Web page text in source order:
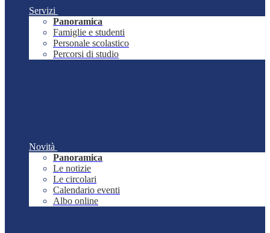
Servizi
Panoramica
Famiglie e studenti
Personale scolastico
Percorsi di studio
Novità
Panoramica
Le notizie
Le circolari
Calendario eventi
Albo online